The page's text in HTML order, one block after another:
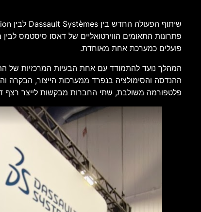
פועלים כמערכת אחת מאוחדת.
ההנדסה והסימולציה בנפרד ממערכות הייצור, הבקרה
פלטפורמה משולבת, שתי החברות מבקשות לייצר רצף